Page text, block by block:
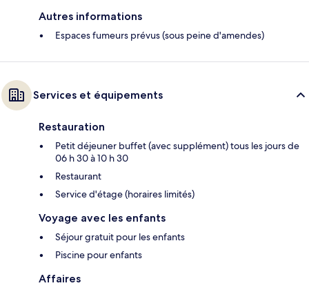
Autres informations
Espaces fumeurs prévus (sous peine d'amendes)
Services et équipements
Restauration
Petit déjeuner buffet (avec supplément) tous les jours de
06 h 30 à 10 h 30
Restaurant
Service d'étage (horaires limités)
Voyage avec les enfants
Séjour gratuit pour les enfants
Piscine pour enfants
Affaires